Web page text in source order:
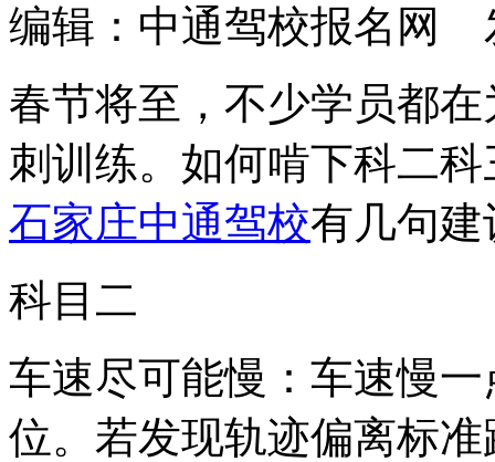
编辑：中通驾校报名网
春节将至，不少学员都
刺训练。如何啃下科二
石家庄中通驾校有几句
科目二
车速尽可能慢：车速慢
位。若发现轨迹偏离标